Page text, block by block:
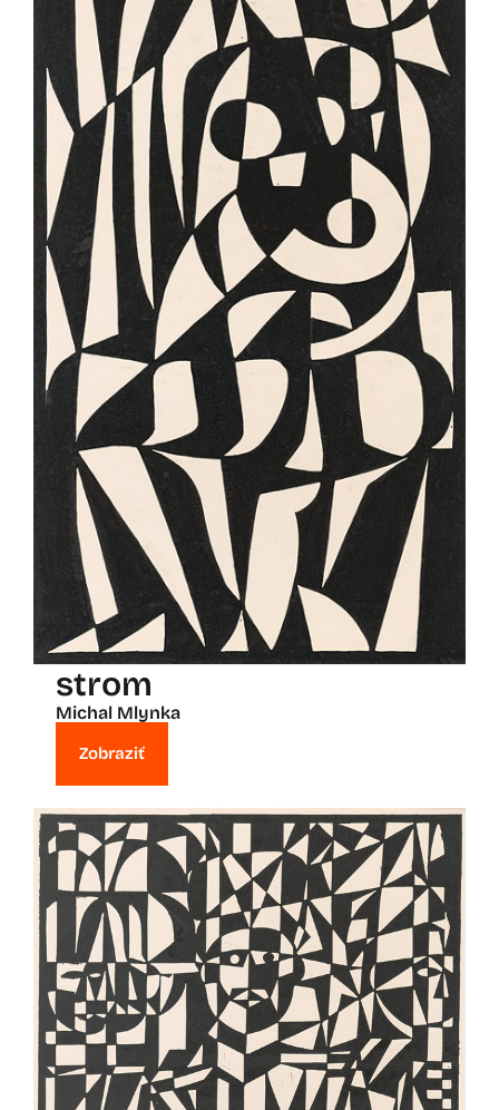
strom
Michal Mlynka
Zobraziť